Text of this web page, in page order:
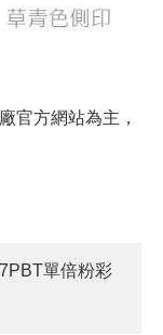
官方網站為主，
單倍粉彩